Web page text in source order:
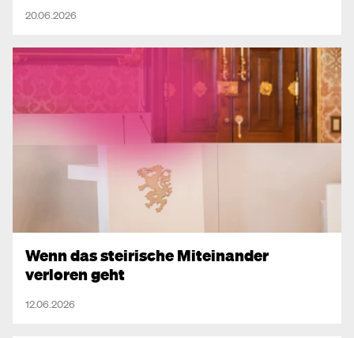
Integration beginnt.
20.06.2026
Wenn das steirische Miteinander
verloren geht
12.06.2026